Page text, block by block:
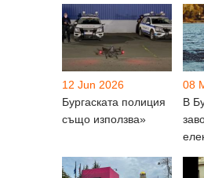
12 Jun 2026
Бургаската полиция
също използва»
08
В